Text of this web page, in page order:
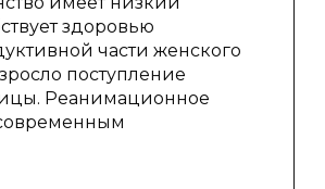
здоровью
части женского
поступление
Реанимационное